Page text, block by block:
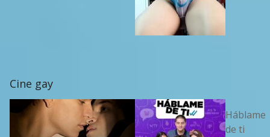
Cine gay
Háblame
de ti